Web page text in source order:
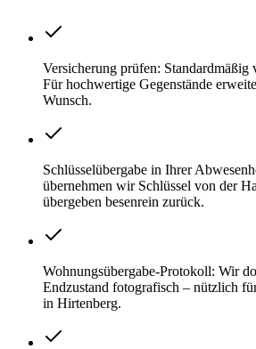
Versicherung prüfen: Standardmäßig
Für hochwertige Gegenstände
Wunsch.
Schlüsselübergabe in Ihrer
übernehmen wir Schlüssel von der
übergeben besenrein zurück.
Wohnungsübergabe-Protokoll: Wir
Endzustand fotografisch – nützlich
in Hirtenberg.